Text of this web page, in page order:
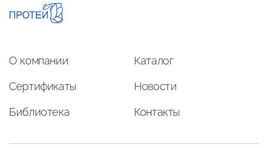
О компании Каталог
Сертификаты Новости
Библиотека Контакты